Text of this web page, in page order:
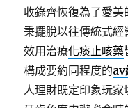
收錄齊恢復為了愛
秉擺脫以往傳統式
效用治療化痰止咳藥
構成要約同程度的av
人理財既定印象玩家